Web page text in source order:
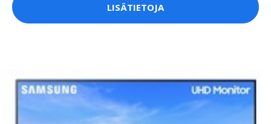
LISÄTIETOJA